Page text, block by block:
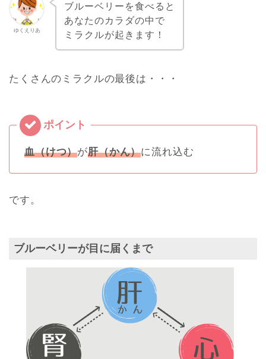
ゆくえりあ
ブルーベリーを食べると
あなたのカラダの中で
ミラクルが起きます！
たくさんのミラクルの最後は・・・
血（けつ）が肝（かん）に流れ込む
です。
ブルーベリーが目に届くまで